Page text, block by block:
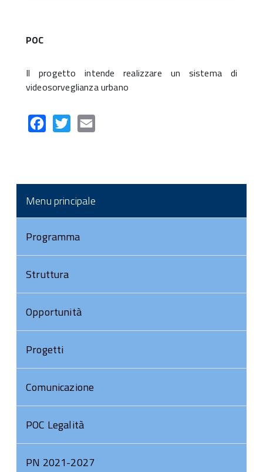
POC
Il progetto intende realizzare un sistema di
videosorveglianza urbano
FacebookTwitter
Menu principale
Programma
Struttura
Opportunità
Progetti
Comunicazione
POC Legalità
PN 2021-2027